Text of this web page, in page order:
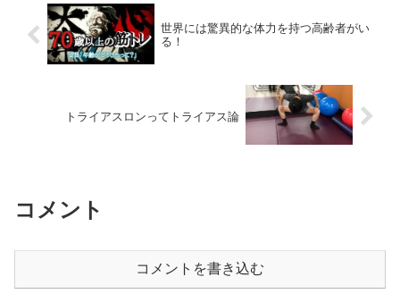
世界には驚異的な体力を持つ高齢者がい
る！
トライアスロンってトライアス論
コメント
コメントを書き込む